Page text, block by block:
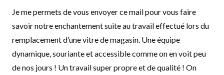
Je me permets de vous envoyer ce mail pour vous faire
savoir notre enchantement suite au travail effectué lors du
remplacement d’une vitre de magasin. Une équipe
dynamique, souriante et accessible comme on en voit peu
de nos jours ! Un travail super propre et de qualité ! On